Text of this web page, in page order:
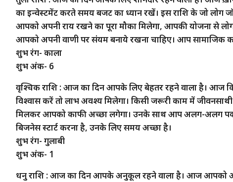
का इन्वेस्टमेंट करते समय बजट का ध्यान रखें। इस राशि के जो लोग
आपको अपनी राय रखने का पूरा मौका मिलेगा, आपकी योजना से
आपको अपनी वाणी पर संयम बनाये रखना चाहिए। आप सामाजिक
शुभ रंग- काला
शुभ अंक- 6
वृश्चिक राशि : आज का दिन आपके लिए बेहतर रहने वाला है। आज
विश्वास करें तो लाभ अवश्य मिलेगा। किसी जरूरी काम में
मिलकर आपको काफी अच्छा लगेगा। उनके साथ आप अलग-अलग
बिजनेस स्टार्ट करना है, उनके लिए समय अच्छा है।
शुभ रंग- गुलाबी
शुभ अंक- 1
धनु राशि : आज का दिन आपके अनुकूल रहने वाला है। आज आपको